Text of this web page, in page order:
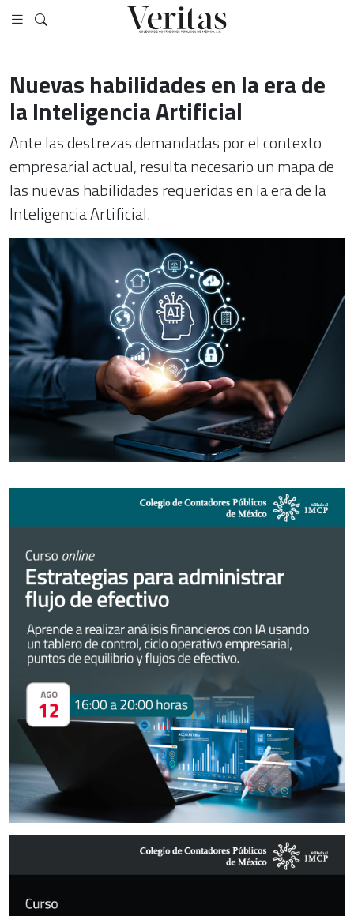
Nuevas habilidades en la era de
la Inteligencia Artificial
Ante las destrezas demandadas por el contexto
empresarial actual, resulta necesario un mapa de
las nuevas habilidades requeridas en la era de la
Inteligencia Artificial.